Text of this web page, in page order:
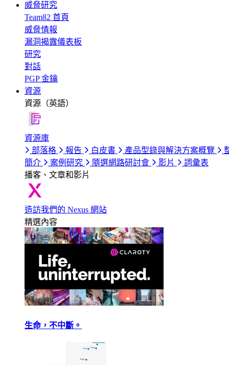
威脅研究
Team82 首頁
威脅情報
漏洞揭露儀表板
研究
對話
PGP 金鑰
資源
資源（英語）
資源庫
部落格
報告 白皮書 產品型錄與解決方案概覽
簡介
案例研究 隨選網路研討會 影片
詞彙表
播客、文章和影片
造訪我們的 Nexus 網站
精選內容
生命，不中斷。